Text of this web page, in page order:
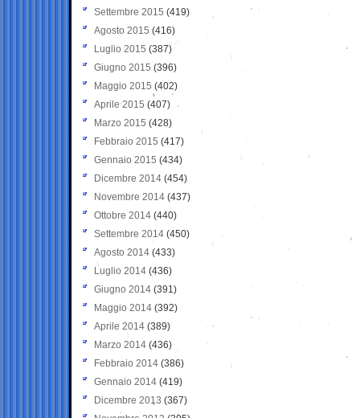
Settembre 2015 (419)
Agosto 2015 (416)
Luglio 2015 (387)
Giugno 2015 (396)
Maggio 2015 (402)
Aprile 2015 (407)
Marzo 2015 (428)
Febbraio 2015 (417)
Gennaio 2015 (434)
Dicembre 2014 (454)
Novembre 2014 (437)
Ottobre 2014 (440)
Settembre 2014 (450)
Agosto 2014 (433)
Luglio 2014 (436)
Giugno 2014 (391)
Maggio 2014 (392)
Aprile 2014 (389)
Marzo 2014 (436)
Febbraio 2014 (386)
Gennaio 2014 (419)
Dicembre 2013 (367)